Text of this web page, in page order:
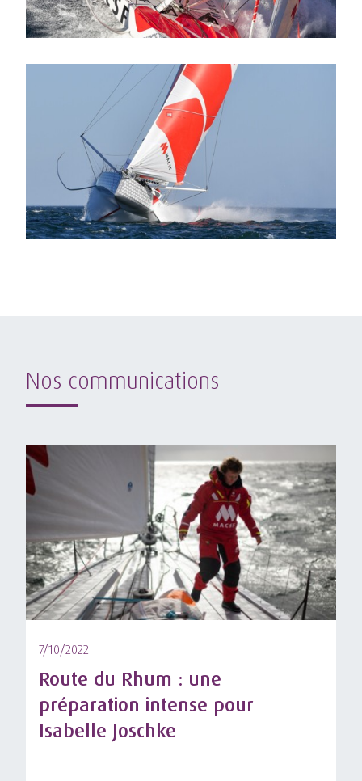
Nos communications
7/10/2022
Route du Rhum : une
préparation intense pour
Isabelle Joschke